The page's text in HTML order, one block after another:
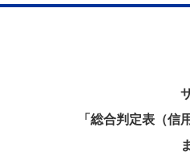
「総合判定表（信